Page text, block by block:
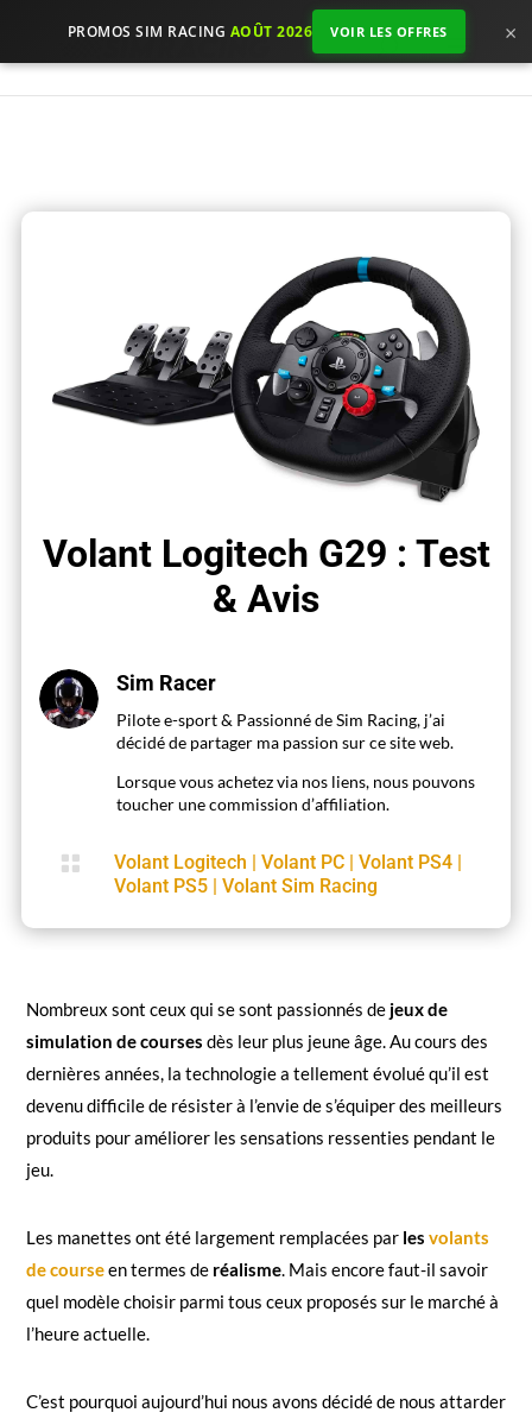
PROMOS SIM RACING AOÛT 2026 VOIR LES OFFRES ×
Volant Logitech G29 : Test
& Avis
Sim Racer
Pilote e-sport & Passionné de Sim Racing, j’ai
décidé de partager ma passion sur ce site web.
Lorsque vous achetez via nos liens, nous pouvons
toucher une commission d’affiliation.
 Volant Logitech | Volant PC | Volant PS4 |
Volant PS5 | Volant Sim Racing
Nombreux sont ceux qui se sont passionnés de jeux de
simulation de courses dès leur plus jeune âge. Au cours des
dernières années, la technologie a tellement évolué qu’il est
devenu difficile de résister à l’envie de s’équiper des meilleurs
produits pour améliorer les sensations ressenties pendant le
jeu.
Les manettes ont été largement remplacées parles volants
de courseen termes de réalisme. Mais encore faut-il savoir
quel modèle choisir parmi tous ceux proposés sur le marché à
l’heure actuelle.
C’est pourquoi aujourd’hui nous avons décidé de nous attarder